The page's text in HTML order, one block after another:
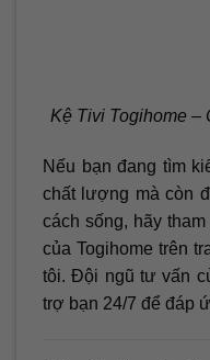
Kệ Tivi Togihome –
Nếu bạn đang tìm
chất lượng mà còn
cách sống, hãy
của Togihome trên
tôi. Đội ngũ tư vấn
trợ bạn 24/7 để đáp